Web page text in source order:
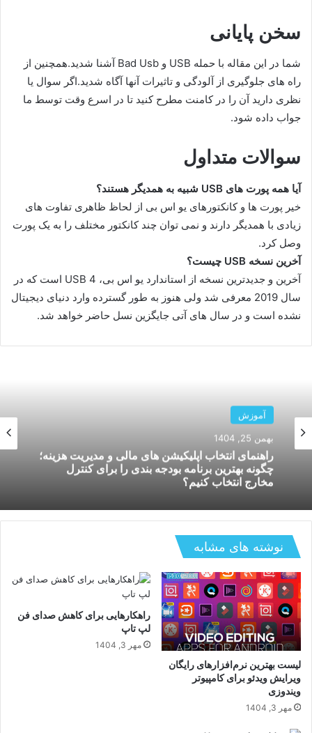
سخن پایانی
شما در این مقاله با حمله USB و Bad Usb آشنا شدید.همچنین از
راه های جلوگیری از آلودگی و تاثیرات آنها آگاه شدید.اگر سوال یا
نظری دارید آن را در کامنت مطرح کنید تا در اسرع وقت توسط ما
جواب داده شود.
سوالات متداول
آیا همه پورت های USB شبیه به همدیگر هستند؟
خیر پورت ها و کانکتورهای یو اس بی از لحاظ ظاهری تفاوت های
زیادی با همدیگر دارند و نمی توان چند کانکتور مختلف را به یک پورت
وصل کرد.
آخرین نسخه USB چیست؟
آخرین و جدیدترین نسخه از استاندارد یو اس بی، USB 4 است که در
سال 2019 معرفی شد ولی هنوز به طور گسترده وارد دنیای دیجیتال
نشده است و در سال های آتی جایگزین نسل حاضر خواهد شد.
آموزش
بهمن 19, 1404
بررسی عمر باتری آیفون های ۲۰۲۵ و ترفندهای
کاربردی افزایش طول عمر باتری برای جلوگیری از
افت سریع شارژ
نوشته های مشابه
لیست بهترین نرم‌افزارهای رایگان
ویرایش ویدئو برای کامپیوتر
ویندوزی
مهر 3, 1404
راهکارهایی برای کاهش صدای فن
لپ‌ تاپ
مهر 3, 1404